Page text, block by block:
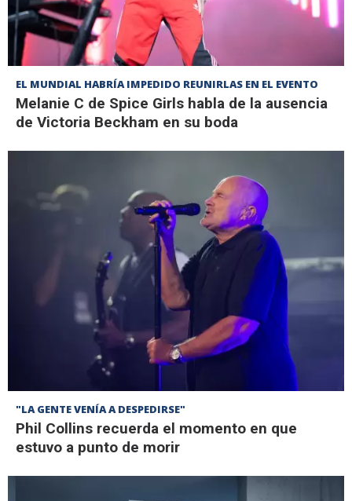
EL MUNDIAL HABRÍA IMPEDIDO REUNIRLAS EN EL EVENTO
Melanie C de Spice Girls habla de la ausencia
de Victoria Beckham en su boda
"LA GENTE VENÍA A DESPEDIRSE"
Phil Collins recuerda el momento en que
estuvo a punto de morir